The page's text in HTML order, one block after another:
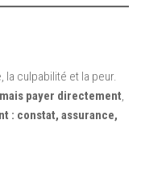
la culpabilité et la peur.
payer directement,
: constat, assurance,